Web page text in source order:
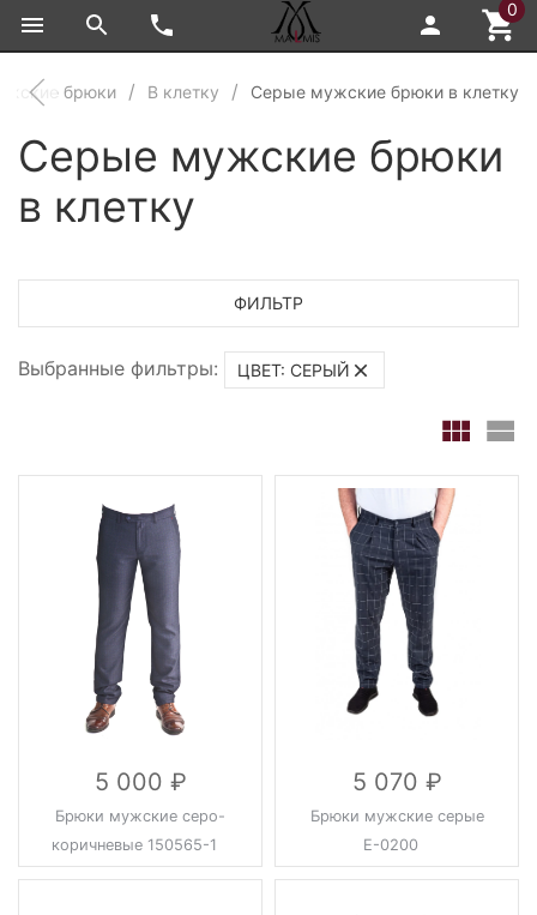
0
брюки В клетку Серые мужские брюки в клетку
Серые мужские брюки
в клетку
ФИЛЬТР
Выбранные фильтры: ЦВЕТ: СЕРЫЙ
5 000
Брюки мужские серо-
коричневые 150565-1
5 070
Брюки мужские серые
Е-0200